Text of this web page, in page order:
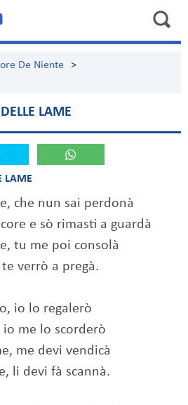
De Niente
>
LAME
LAME
che nun sai perdonà
e sò rimasti a guardà
tu me poi consolà
verrò a pregà.
io lo regalerò
io me lo scorderò
me devi vendicà
li devi fà scannà.